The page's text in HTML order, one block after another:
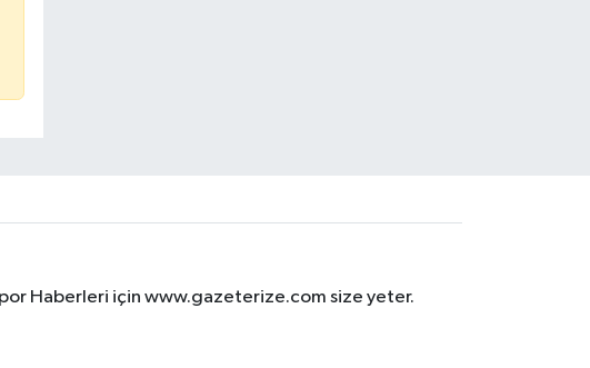
Haberleri için www.gazeterize.com size yeter.